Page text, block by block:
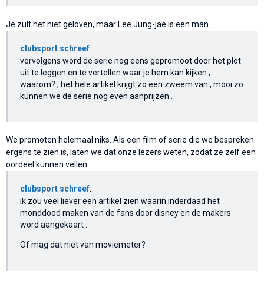
Je zult het niet geloven, maar Lee Jung-jae is een man.
clubsport schreef:
vervolgens word de serie nog eens gepromoot door het plot
uit te leggen en te vertellen waar je hem kan kijken ,
waarom? , het hele artikel krijgt zo een zweem van , mooi zo
kunnen we de serie nog even aanprijzen .
We promoten helemaal niks. Als een film of serie die we bespreken
ergens te zien is, laten we dat onze lezers weten, zodat ze zelf een
oordeel kunnen vellen.
clubsport schreef:
ik zou veel liever een artikel zien waarin inderdaad het
monddood maken van de fans door disney en de makers
word aangekaart .
Of mag dat niet van moviemeter?